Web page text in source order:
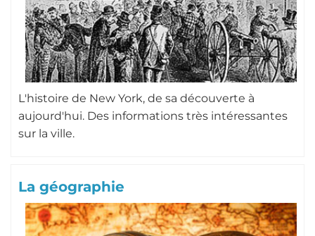
L'histoire de New York, de sa découverte à
aujourd'hui. Des informations très intéressantes
sur la ville.
La géographie